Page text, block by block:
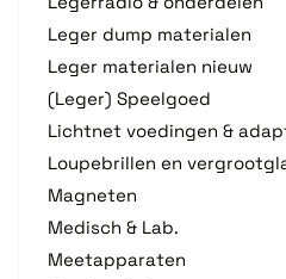
Leger dump materialen
Leger materialen nieuw
(Leger) Speelgoed
Lichtnet voedingen &
Loupebrillen en
Magneten
Medisch & Lab.
Meetapparaten